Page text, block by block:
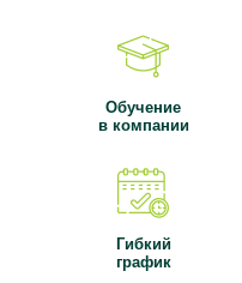
Обучение
в компании
Гибкий
график